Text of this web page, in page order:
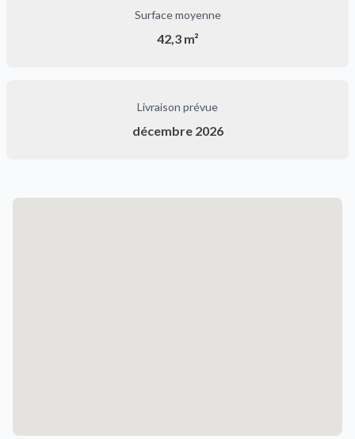
Surface moyenne
42,3 m²
Livraison prévue
décembre 2026